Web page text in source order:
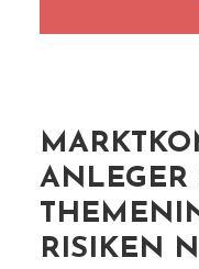
ANLEGER
RISIKEN